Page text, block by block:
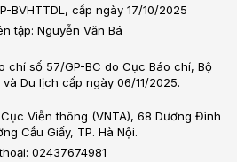
BVHTTDL, cấp ngày 17/10/2025
tập: Nguyễn Văn Bá
chí số 57/GP-BC do Cục Báo chí, Bộ
Du lịch cấp ngày 06/11/2025.
Viễn thông (VNTA), 68 Dương Đình
Cầu Giấy, TP. Hà Nội.
02437674981